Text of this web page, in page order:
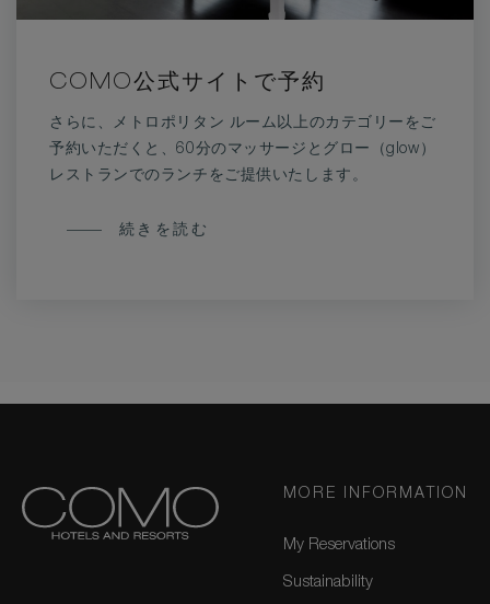
COMO公式サイトで予約
さらに、メトロポリタン ルーム以上のカテゴリーをご
予約いただくと、60分のマッサージとグロー（glow）
レストランでのランチをご提供いたします。
COMO
約
続きを読む
MORE INFORMATION
My Reservations
Sustainability